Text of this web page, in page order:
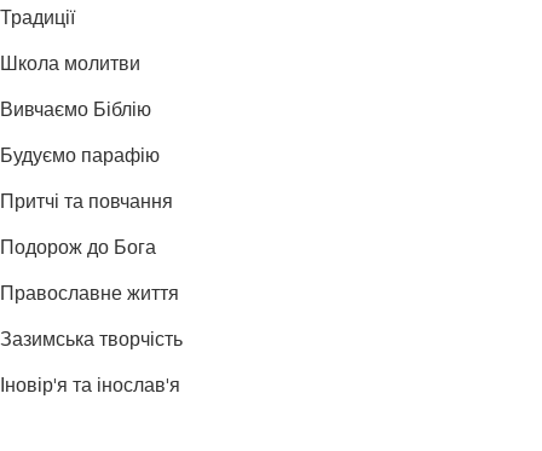
Традиції
Школа молитви
Вивчаємо Біблію
Будуємо парафію
Притчі та повчання
Подорож до Бога
Православне життя
Зазимська творчість
Іновір'я та інослав'я